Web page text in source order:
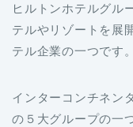
ヒルトンホテルグル
テルやリゾートを展
テル企業の一つです。
インターコンチネン
の５大グループの一